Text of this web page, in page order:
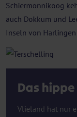
Schiermonnikoog
auch Dokkum und
Inseln von
Das
Vlieland hat nur